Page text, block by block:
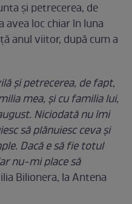
și petrecerea, de
avea loc chiar în luna
anul viitor, după cum a
și petrecerea, de fapt,
mea, și cu familia lui,
Niciodată nu îmi
să plănuiesc ceva și
Dacă e să fie totul
nu-mi place să
Bilionera, la Antena